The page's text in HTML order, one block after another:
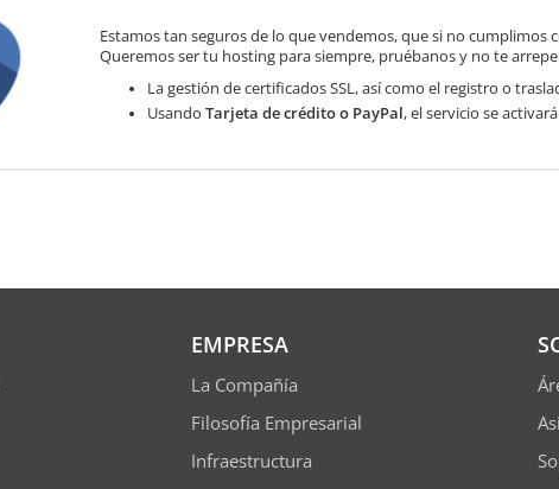
Estamos tan seguros de lo que vendemos, que si no
Queremos ser tu hosting para siempre, pruébanos y no te
La gestión de certificados SSL, así como el registro o
Usando Tarjeta de crédito o PayPal, el servicio se
EMPRESA
La Compañía
Filosofía Empresarial
Infraestructura